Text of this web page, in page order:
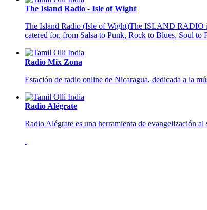
The Island Radio - Isle of Wight
The Island Radio (Isle of Wight)The ISLAND RADIO
catered for, from Salsa to Punk, Rock to Blues, Soul
Radio Mix Zona
Estación de radio online de Nicaragua, dedicada a la
Radio Alégrate
Radio Alégrate es una herramienta de evangelización